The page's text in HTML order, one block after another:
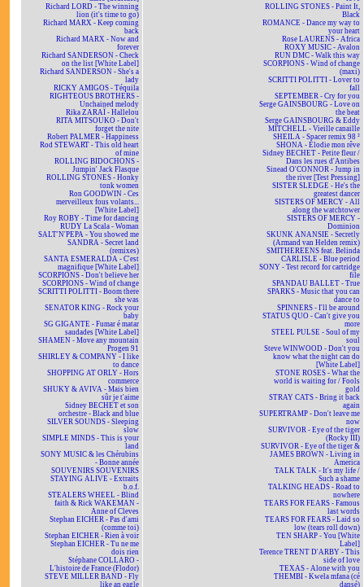
Richard LORD - The winning
lion (it's time to go)
Richard MARX - Keep coming
back
Richard MARX - Now and
forever
Richard SANDERSON - Check
on the list [White Label]
Richard SANDERSON - She's a
lady
RICKY AMIGOS - Téquila
RIGHTEOUS BROTHERS -
Unchained melody
Rika ZARAÏ - Hallelou
RITA MITSOUKO - Don't
forget the nite
Robert PALMER - Happiness
Rod STEWART - This old heart
of mine
ROLLING BIDOCHONS -
Jumpin' Jack Flasque
ROLLING STONES - Honky
tonk women
Ron GOODWIN - Ces
merveilleux fous volants...
[White Label]
Roy ROBY - Time for dancing
RUDY La Scala - Woman
SALT'N'PEPA - You showed me
SANDRA - Secret land
(remixes)
SANTA ESMERALDA - C'est
magnifique [White Label]
SCORPIONS - Don't believe her
SCORPIONS - Wind of change
SCRITTI POLITTI - Boom there
she was
SENATOR KING - Rock your
baby
SG GIGANTE - Fumar é matar
saudades [White Label]
SHAMEN - Move any mountain
Progen 91
SHIRLEY & COMPANY - I like
to dance
SHOPPING AT ORLY - Hors
commerce
SHUKY & AVIVA - Mais bien
sûr je t'aime
Sidney BECHET et son
orchestre - Black and blue
SILVER SOUNDS - Sleeping
slow
SIMPLE MINDS - This is your
land
SONY MUSIC & les Chérubins
- Bonne année
SOUVENIRS SOUVENIRS
STAYING ALIVE - Extraits
b.o.f.
STEALERS WHEEL - Blind
faith & Rick WAKEMAN -
Anne of Cleves
Stephan EICHER - Pas d'ami
(comme toi)
Stephan EICHER - Rien à voir
Stephan EICHER - Tu ne me
dois rien
Stéphane COLLARO -
L'histoire de France (Flodor)
STEVE MILLER BAND - Fly
like an eagle
ROLLING STONES - Paint It,
Black
ROMANCE - Dance my way to
your heart
Rose LAURENS - Africa
ROXY MUSIC - Avalon
RUN DMC - Walk this way
SCORPIONS - Wind of change
(maxi)
SCRITTI POLITTI - Lover to
fall
SEPTEMBER - Cry for you
Serge GAINSBOURG - Love on
the beat
Serge GAINSBOURG & Eddy
MITCHELL - Vieille canaille
SHEILA - Spacer remix 98 ²
SHONA - Elodie mon rêve
Sidney BECHET - Petite fleur /
Dans les rues d'Antibes
Sinead O'CONNOR - Jump in
the river [Test Pressing]
SISTER SLEDGE - He's the
greatest dancer
SISTERS OF MERCY - All
along the watchtower
SISTERS OF MERCY -
Dominion
SKUNK ANANSIE - Secretly
(Armand van Helden remix)
SMITHEREENS feat. Belinda
CARLISLE - Blue period
SONY - Test record for cartridge
file
SPANDAU BALLET - True
SPARKS - Music that you can
dance to
SPINNERS - I'll be around
STATUS QUO - Can't give you
more
STEEL PULSE - Soul of my
soul
Steve WINWOOD - Don't you
know what the night can do
[White Label]
STONE ROSES - What the
world is waiting for / Fools
gold
STRAY CATS - Bring it back
again
SUPERTRAMP - Don't leave me
now
SURVIVOR - Eye of the tiger
(Rocky III)
SURVIVOR - Eye of the tiger &
JAMES BROWN - Living in
America
TALK TALK - It's my life /
Such a shame
TALKING HEADS - Road to
nowhere
TEARS FOR FEARS - Famous
last words
TEARS FOR FEARS - Laid so
low (tears roll down)
TEN SHARP - You [White
Label]
Terence TRENT D'ARBY - This
side of love
TEXAS - Alone with you
THEMBI - Kwela mfana (cé
dansé)